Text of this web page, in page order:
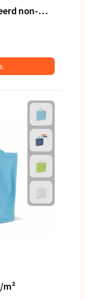
R-PET Draagtas gelamineerd non-woven 24 x 11 x 30cm 105g/m²